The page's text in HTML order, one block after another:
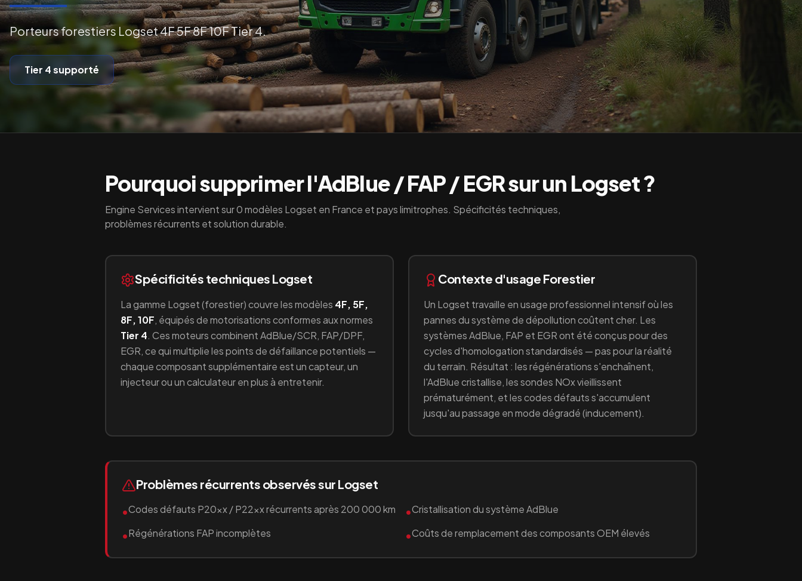
Porteurs forestiers Logset 4F 5F 8F 10F Tier 4.
Tier 4supporté
Pourquoi supprimer l'AdBlue / FAP / EGR sur un Logset?
Engine Services intervient sur0modèles Logset en France et pays limitrophes. Spécificités techniques,
problèmes récurrents et solution durable.
Spécificités techniques Logset
La gamme Logset(forestier) couvre les modèles 4F, 5F,
8F, 10F, équipésde motorisations conformes aux normes
Tier 4. Ces moteurs combinentAdBlue/SCR, FAP/DPF,
EGR, ce qui multiplie les points de défaillance potentiels —
chaque composant supplémentaire est un capteur, un
injecteur ou un calculateur en plus à entretenir.
Contexte d'usage Forestier
Un Logset travaille enusage professionnel intensif où les
pannes du système de dépollution coûtent cher. Les
systèmes AdBlue, FAP et EGR ont été conçus pour des
cycles d'homologation standardisés — pas pour la réalité
du terrain. Résultat : les régénérations s'enchaînent,
l'AdBlue cristallise, les sondes NOx vieillissent
prématurément, et les codes défauts s'accumulent
jusqu'au passage en mode dégradé (inducement).
Problèmes récurrents observés sur Logset
•Codes défauts P20xx / P22xx récurrents après 200 000 km •Cristallisation du système AdBlue
•Régénérations FAP incomplètes •Coûts de remplacement des composants OEM élevés